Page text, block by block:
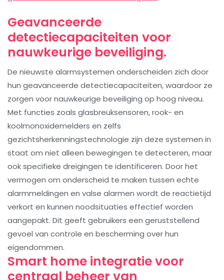
Geavanceerde
detectiecapaciteiten voor
nauwkeurige beveiliging.
De nieuwste alarmsystemen onderscheiden zich door
hun geavanceerde detectiecapaciteiten, waardoor ze
zorgen voor nauwkeurige beveiliging op hoog niveau.
Met functies zoals glasbreuksensoren, rook- en
koolmonoxidemelders en zelfs
gezichtsherkenningstechnologie zijn deze systemen in
staat om niet alleen bewegingen te detecteren, maar
ook specifieke dreigingen te identificeren. Door het
vermogen om onderscheid te maken tussen echte
alarmmeldingen en valse alarmen wordt de reactietijd
verkort en kunnen noodsituaties effectief worden
aangepakt. Dit geeft gebruikers een geruststellend
gevoel van controle en bescherming over hun
eigendommen.
Smart home integratie voor
centraal beheer van